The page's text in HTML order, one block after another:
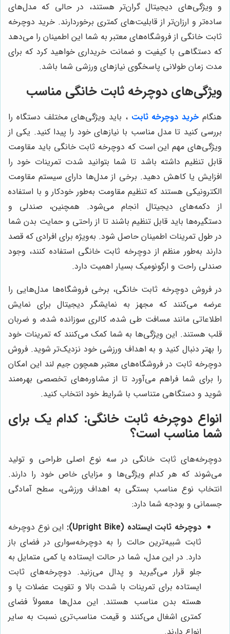
و ویژگی‌های دیجیتال گران‌تر هستند، در حالی که مدل‌های
ساده‌تر و ارزان‌تر از قابلیت‌های کمتری برخوردارند. خرید دوچرخه
ثابت خانگی از فروشگاه‌های معتبر به شما این اطمینان را می‌دهد
که دستگاهی با کیفیت و ضمانت خریداری خواهید کرد که برای
مدت زمان طولانی پاسخگوی نیازهای ورزشی شما باشد.
ویژگی‌های دوچرخه ثابت خانگی مناسب
هنگام خرید دوچرخه ثابت ، باید ویژگی‌های مختلف دستگاه را
بررسی کنید تا مدل مناسب با نیازهای خود را پیدا کنید. یکی از
ویژگی‌های مهم این است که دوچرخه ثابت خانگی باید مقاومت
قابل تنظیم داشته باشد تا شما بتوانید شدت تمرینات خود را
افزایش یا کاهش دهید. برخی از مدل‌ها دارای سیستم مقاومت
الکترونیکی هستند که تنظیم مقاومت به‌طور خودکار و با استفاده
از دکمه‌های دیجیتال انجام می‌شود. همچنین، صندلی و
دستگیره‌ها باید قابل تنظیم باشند تا از راحتی و حمایت بدن شما
در طول تمرینات اطمینان حاصل شود. به‌ویژه برای افرادی که قصد
دارند به‌طور منظم از دوچرخه ثابت خانگی استفاده کنند، وجود
صندلی راحت و ارگونومیک بسیار اهمیت دارد.
در فروش دوچرخه ثابت خانگی، برخی فروشگاه‌ها مدل‌هایی را
عرضه می‌کنند که مجهز به نمایشگر دیجیتال برای نمایش
اطلاعاتی مانند مسافت طی شده، کالری سوزانده شده، و ضربان
قلب هستند. این ویژگی‌ها به شما کمک می‌کنند که تمرینات خود
را بهتر دنبال کنید و به اهداف ورزشی خود نزدیک‌تر شوید. فروش
دوچرخه ثابت در فروشگاه‌های معتبر همچون جیم لند این امکان
را برای شما فراهم می‌آورد تا از مشاوره‌های تخصصی بهره‌مند
شوید و دستگاهی متناسب با شرایط خود انتخاب کنید.
انواع دوچرخه ثابت خانگی: کدام یک برای
شما مناسب است؟
دوچرخه‌های ثابت خانگی در سه نوع اصلی طراحی و تولید
می‌شوند که هر کدام ویژگی‌ها و مزایای خاص خود را دارند.
انتخاب نوع مناسب بستگی به اهداف ورزشی، سطح آمادگی
جسمانی و بودجه شما دارد:
دوچرخه ثابت ایستاده (Upright Bike):
این نوع دوچرخه
ثابت شبیه‌ترین حالت را به دوچرخه‌سواری در فضای باز
دارد. در این مدل، شما در حالت ایستاده یا کمی متمایل به
جلو قرار می‌گیرید و پدال می‌زنید. دوچرخه‌های ثابت
ایستاده برای تمرینات با شدت بالا و تقویت عضلات پا و
هسته بدن مناسب هستند. این مدل‌ها معمولاً فضای
کمتری اشغال می‌کنند و قیمت مناسب‌تری نسبت به سایر